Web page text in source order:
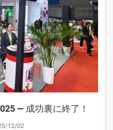
— 成功裏に終了！
12/02